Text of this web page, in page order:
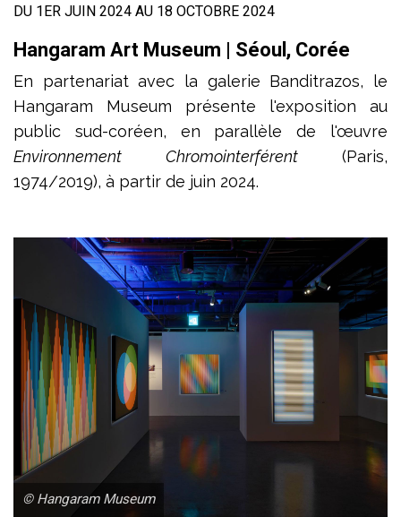
DU 1ER JUIN 2024 AU 18 OCTOBRE 2024
Hangaram Art Museum | Séoul, Corée
En partenariat avec la galerie Banditrazos, le
Hangaram Museum présente l'exposition au
public sud-coréen, en parallèle de l'œuvre
Environnement Chromointerférent (Paris,
1974/2019), à partir de juin 2024.
© Hangaram Museum